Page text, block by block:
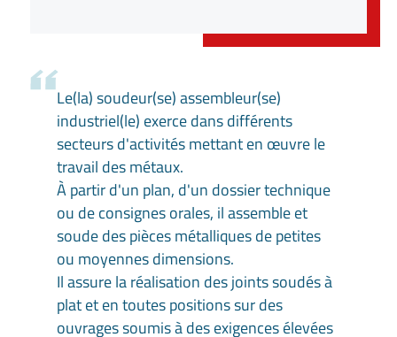
Le(la) soudeur(se) assembleur(se)
industriel(le) exerce dans différents
secteurs d'activités mettant en œuvre le
travail des métaux.
À partir d'un plan, d'un dossier technique
ou de consignes orales, il assemble et
soude des pièces métalliques de petites
ou moyennes dimensions.
Il assure la réalisation des joints soudés à
plat et en toutes positions sur des
ouvrages soumis à des exigences élevées